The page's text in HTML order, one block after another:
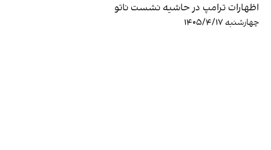
اظهارات ترامپ در حاشیه نشست ناتو
چهارشنبه ۱۴۰۵/۴/۱۷